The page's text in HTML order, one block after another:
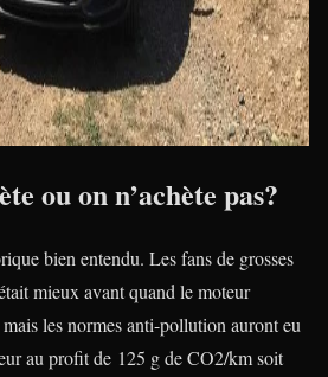
ou on n’achète pas?
bien entendu. Les fans de grosses
mieux avant quand le moteur
les normes anti-pollution auront eu
au profit de 125 g de CO2/km soit